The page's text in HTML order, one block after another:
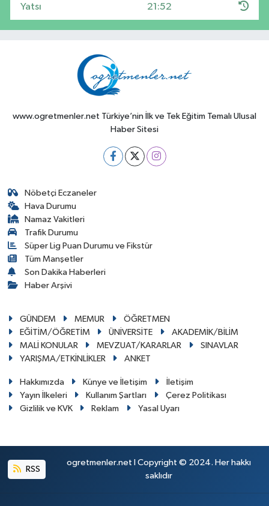
Yatsı 21:52
www.ogretmenler.net Türkiye’nin İlk ve Tek Eğitim Temalı Ulusal
Haber Sitesi
Nöbetçi Eczaneler
Hava Durumu
Namaz Vakitleri
Trafik Durumu
Süper Lig Puan Durumu ve Fikstür
Tüm Manşetler
Son Dakika Haberleri
Haber Arşivi
GÜNDEM MEMUR
ÖĞRETMEN
EĞİTİM/ÖĞRETİM
ÜNİVERSİTE
AKADEMİK/BİLİM
MALİ KONULAR
MEVZUAT/KARARLAR
SINAVLAR
YARIŞMA/ETKİNLİKLER
ANKET
Hakkımızda Künye ve İletişim
İletişim
Yayın İlkeleri
Kullanım Şartları
Çerez Politikası
Gizlilik ve KVK
Reklam Yasal Uyarı
RSS
ogretmenler.net I Copyright © 2024. Her hakkı
saklıdır